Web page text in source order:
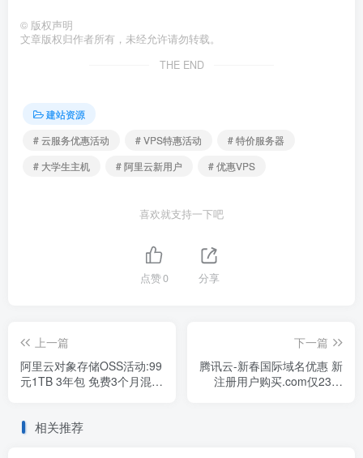
© 版权声明
文章版权归作者所有，未经允许请勿转载。
THE END
建站资源
# 云服务优惠活动
# VPS特惠活动
# 特价服务器
# 大学生主机
# 阿里云新用户 # 优惠VPS
喜欢就支持一下吧
点赞0 分享
上一篇
阿里云对象存储OSS活动:99
元1TB 3年包 免费3个月混合
下一篇
腾讯云-新春国际域名优惠 新
注册用户购买.com仅23元
相关推荐